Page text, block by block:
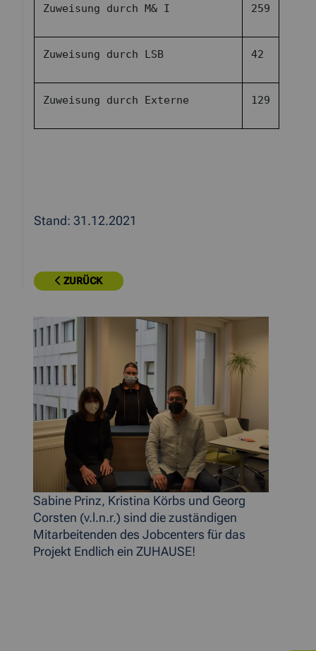
Zuweisung durch M& I 259
Zuweisung durch LSB 42
Zuweisung durch Externe 129
Stand: 31.12.2021
ZURÜCK
Sabine Prinz, Kristina Körbs und Georg
Corsten (v.l.n.r.) sind die zuständigen
Mitarbeitenden des Jobcenters für das
Projekt Endlich ein ZUHAUSE!